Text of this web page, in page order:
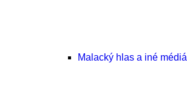
Malacký hlas a iné médiá